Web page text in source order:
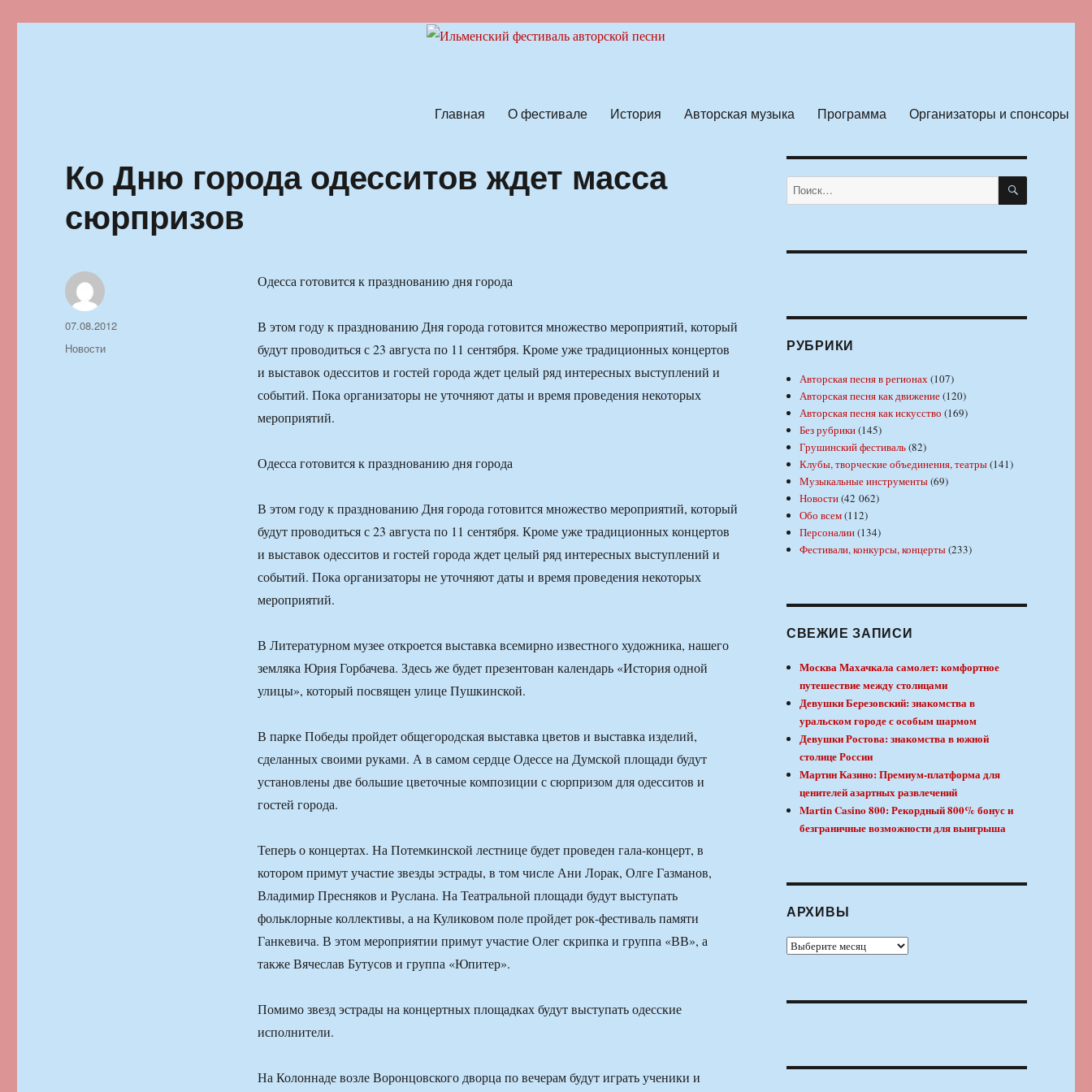
Главная О фестивале История Авторская музыка Программа Организаторы и спонсоры
Ко Дню города одесситов ждет масса
сюрпризов
Одесса готовится к празднованию дня города
В этом году к празднованию Дня города готовится множество мероприятий, который
будут проводиться с 23 августа по 11 сентября. Кроме уже традиционных концертов
и выставок одесситов и гостей города ждет целый ряд интересных выступлений и
событий. Пока организаторы не уточняют даты и время проведения некоторых
мероприятий.
Одесса готовится к празднованию дня города
В этом году к празднованию Дня города готовится множество мероприятий, который
будут проводиться с 23 августа по 11 сентября. Кроме уже традиционных концертов
и выставок одесситов и гостей города ждет целый ряд интересных выступлений и
событий. Пока организаторы не уточняют даты и время проведения некоторых
мероприятий.
В Литературном музее откроется выставка всемирно известного художника, нашего
земляка Юрия Горбачева. Здесь же будет презентован календарь «История одной
улицы», который посвящен улице Пушкинской.
В парке Победы пройдет общегородская выставка цветов и выставка изделий,
сделанных своими руками. А в самом сердце Одессе на Думской площади будут
установлены две большие цветочные композиции с сюрпризом для одесситов и
гостей города.
Теперь о концертах. На Потемкинской лестнице будет проведен гала-концерт, в
котором примут участие звезды эстрады, в том числе Ани Лорак, Олге Газманов,
Владимир Пресняков и Руслана. На Театральной площади будут выступать
фольклорные коллективы, а на Куликовом поле пройдет рок-фестиваль памяти
Ганкевича. В этом мероприятии примут участие Олег скрипка и группа «ВВ», а
также Вячеслав Бутусов и группа «Юпитер».
Помимо звезд эстрады на концертных площадках будут выступать одесские
исполнители.
На Колоннаде возле Воронцовского дворца по вечерам будут играть ученики и
Автор
Опубликовано
07.08.2012
Рубрики
Новости
Искать: ПОИСК
РУБРИКИ
Авторская песня в регионах(107)
Авторская песня как движение(120)
Авторская песня как искусство (169)
Без рубрики(145)
Грушинский фестиваль(82)
Клубы, творческие объединения, театры(141)
Музыкальные инструменты(69)
Новости(42 062)
Обо всем(112)
Персоналии(134)
Фестивали, конкурсы, концерты(233)
СВЕЖИЕ ЗАПИСИ
Москва Махачкала самолет: комфортное
путешествие между столицами
Девушки Березовский: знакомства в
уральском городе с особым шармом
Девушки Ростова: знакомства в южной
столице России
Мартин Казино: Премиум-платформа для
ценителей азартных развлечений
Martin Casino 800: Рекордный 800% бонус и
безграничные возможности для выигрыша
АРХИВЫ
Архивы